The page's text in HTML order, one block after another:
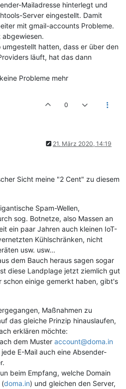
Mailadresse hinterlegt und
Server eingestellt. Damit
mit gmail-accounts Probleme.
abgewiesen.
umgestellt hatten, dass er über den
läuft, hat das dann
Probleme mehr
0
21. März 2020, 14:19
Sicht meine "2 Cent" zu diesem
Spam-Wellen,
sog. Botnetze, also Massen an
ein paar Jahren auch kleinen IoT-
Kühlschränken, nicht
usw. usw...
dem Bauch heraus sagen sogar
diese Landplage jetzt ziemlich gut
schon einige gemerkt haben, gibt's
Maßnahmen zu
das gleiche Prinzip hinauslaufen,
erklären möchte:
dem Muster account@doma.in
E-Mail auch eine Absender-
beim Empfang, welche Domain
(doma.in) und gleichen den Server,